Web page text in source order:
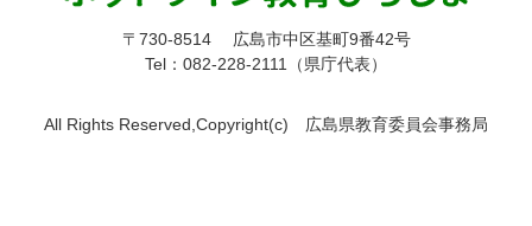
〒730-8514
広島市中区基町9番42号
Tel：082-228-2111（県庁代表）
All Rights Reserved,Copyright(c) 広島県教育委員会事務局